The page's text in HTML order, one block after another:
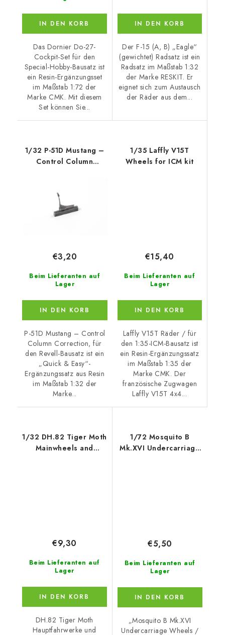
IN DEN KORB
Das Dornier Do-27-
Cockpit-Set für den
Special-Hobby-Bausatz ist
ein Resin-Ergänzungsset
im Maßstab 1:72 der
Marke CMK. Mit diesem
Set können Sie...
IN DEN KORB
Der F-15 (A, B) „Eagle“
(gewichtet) Radsatz ist ein
Radsatz im Maßstab 1:32
der Marke RESKIT. Er
eignet sich zum Austausch
der Räder aus dem...
1/32 P-51D Mustang –
Control Column
Beim Lieferanten auf
Lager
€3,20
IN DEN KORB
P-51D Mustang – Control
Column Correction, für
den Revell-Bausatz ist ein
„Quick & Easy“-
Ergänzungssatz aus Resin
im Maßstab 1:32 der
Marke...
1/35 Laffly V15T
Wheels for ICM kit
Beim Lieferanten auf
Lager
€15,40
IN DEN KORB
Laffly V15T Räder / für
den 1:35-ICM-Bausatz ist
ein Resin-Ergänzungssatz
im Maßstab 1:35 der
Marke CMK. Der
französische Zugwagen
Laffly V15T 4x4...
1/32 DH.82 Tiger Moth
Mainwheels and
Beim Lieferanten auf
Lager
€9,30
IN DEN KORB
DH.82 Tiger Moth
Hauptfahrwerke und
1/72 Mosquito B
Mk.XVI Undercarriage
Beim Lieferanten auf
Lager
€5,50
IN DEN KORB
„Mosquito B Mk.XVI
Undercarriage Wheels /